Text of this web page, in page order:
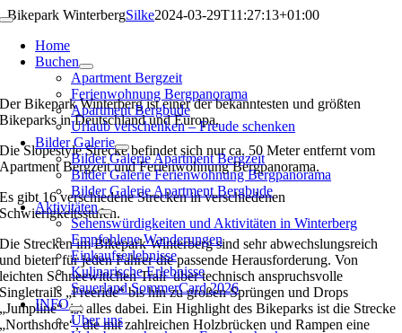
Zum
springen
Toggle
NavigationHome
Buchen
Apartment Bergzeit
Ferienwohnung Bergpanorama
Apartment Bergbude
Urlaub verschenken – Freude schenken
Bilder Galerie
Bilder Galerie Apartment Bergzeit
Bilder Galerie Ferienwohnung Bergpanorama
Bilder Galerie Apartment Bergbude
Aktivitäten
Sehenswürdigkeiten und Aktivitäten in Winterberg
Empfohlene Wanderungen
Einkaufserlebnisse
Kulinarische Erlebnisse
Sauerland SommerCard 2026
INFO
Über uns
Bikepark WinterbergSilke2024-03-29T11:27:13+01:00
Der Bikepark Winterberg ist einer der bekanntesten und größten
Bikeparks in Deutschland und Europa.
Die Slopestyle Strecke befindet sich nur ca. 50 Meter entfernt vom
Apartment Bergzeit und Ferienwohnung Bergpanorama.
Es gibt 16 verschiedene Strecken in verschiedenen
Schwierigkeitsstufen.
Die Strecken im Bikepark Winterberg sind sehr abwechslungsreich
und bieten für jeden Fahrer die passende Herausforderung. Von
leichten Schneewittchen Trail über technisch anspruchsvolle
Singletrails „Freeride“ bis hin zu großen Sprüngen und Drops
„Jumpline“ ist alles dabei. Ein Highlight des Bikeparks ist die Strecke
„Northshore“, die mit zahlreichen Holzbrücken und Rampen eine